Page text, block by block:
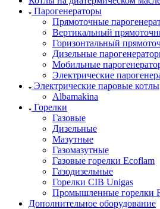
Парогенераторы
Прямоточные
Вертикальный
Горизонтальный
Дизельные
Мобильные
Электрические
Электрические паровые котлы
Albamakina
Горелки
Газовые
Дизельные
Мазутные
Газомазутные
Газовые горелки Ecoflam
Газодизельные
Горелки CIB Unigas
Промышленные горелки
Дополнительное оборудование